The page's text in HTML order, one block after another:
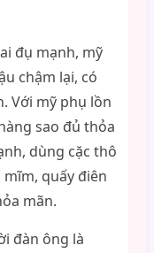
đụ mạnh, mỹ
chậm lại, có
Với mỹ phụ lồn
sao đủ thỏa
dùng cặc thô
quấy điên
mãn.
đàn ông là